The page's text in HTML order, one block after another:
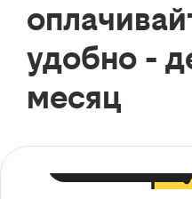
удобно -
месяц